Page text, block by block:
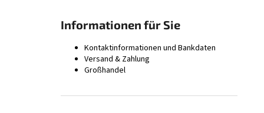
Informationen für Sie
Kontaktinformationen und Bankdaten
Versand & Zahlung
Großhandel
168,66 €